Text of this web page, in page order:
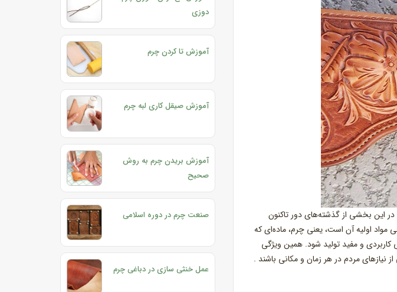
این بخشی از گذشته‌های دور تاکنون
اولیه آن است، یعنی چرم، ماده‌ای که
و مفید تولید شود. همین ویژگی
نیازهای مردم در هر زمان و مکانی باشند .
دوزی
آموزش تا کردن چرم
آموزش صیقل کاری لبه چرم
آموزش بریدن چرم به روش
صحیح
صنعت چرم در دوره اسلامی
عمل خنثی سازی در دباغی چرم